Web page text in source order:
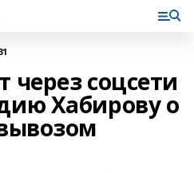
через соцсети
Хабирову о